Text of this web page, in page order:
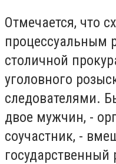
Отмечается, что
процессуальным
столичной
уголовного
следователями.
двое мужчин, -
соучастник, -
государственный